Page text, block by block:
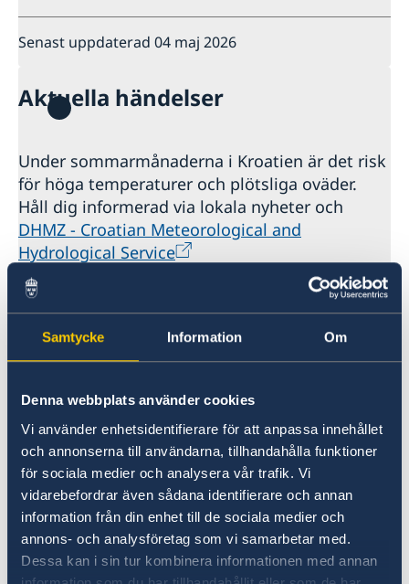
Samtycke Information Om
Denna webbplats använder cookies
Vi använder enhetsidentifierare för att anpassa innehållet
och annonserna till användarna, tillhandahålla funktioner
för sociala medier och analysera vår trafik. Vi
vidarebefordrar även sådana identifierare och annan
information från din enhet till de sociala medier och
annons- och analysföretag som vi samarbetar med.
Dessa kan i sin tur kombinera informationen med annan
Senast uppdaterad 04 maj 2026
Aktuella händelser
Under sommarmånaderna i Kroatien är det risk
för höga temperaturer och plötsliga oväder.
Håll dig informerad via lokala nyheter och
DHMZ - Croatian Meteorological and
Hydrological Service
Ambassadens reseinformation
Senast uppdaterad 02 juli 2026, 09.59
UD:s reseinformation direkt i fickan